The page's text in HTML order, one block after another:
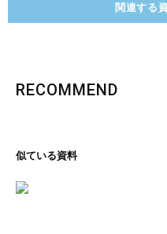
関連する
RECOMMEND
似ている資料